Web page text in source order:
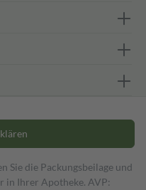
Sie die Packungsbeilage und
in Ihrer Apotheke. AVP: